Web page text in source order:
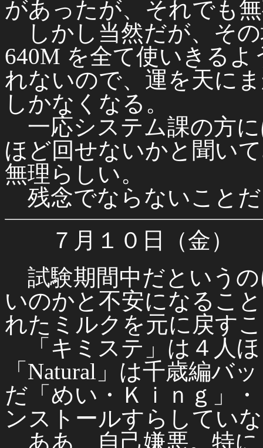
があったが、それでも
しかし当然だが、そ
640M を全て使いきる
れないので、運を天に
しかなくなる。
一応システム課の方に
ほど回せないかと聞い
無理らしい。
残念でならないこと
７月１０日（金）
試験期間中だという
いのかと不安になるこ
れたミルクを元に戻す
「キミステ」は４人
「Natural」は千歳編バ
だ「めい・Ｋｉｎｇ」
ンストールすらしてい
ああ、自己嫌悪。特に